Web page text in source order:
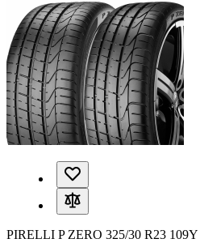
PIRELLI P ZERO 325/30 R23 109Y